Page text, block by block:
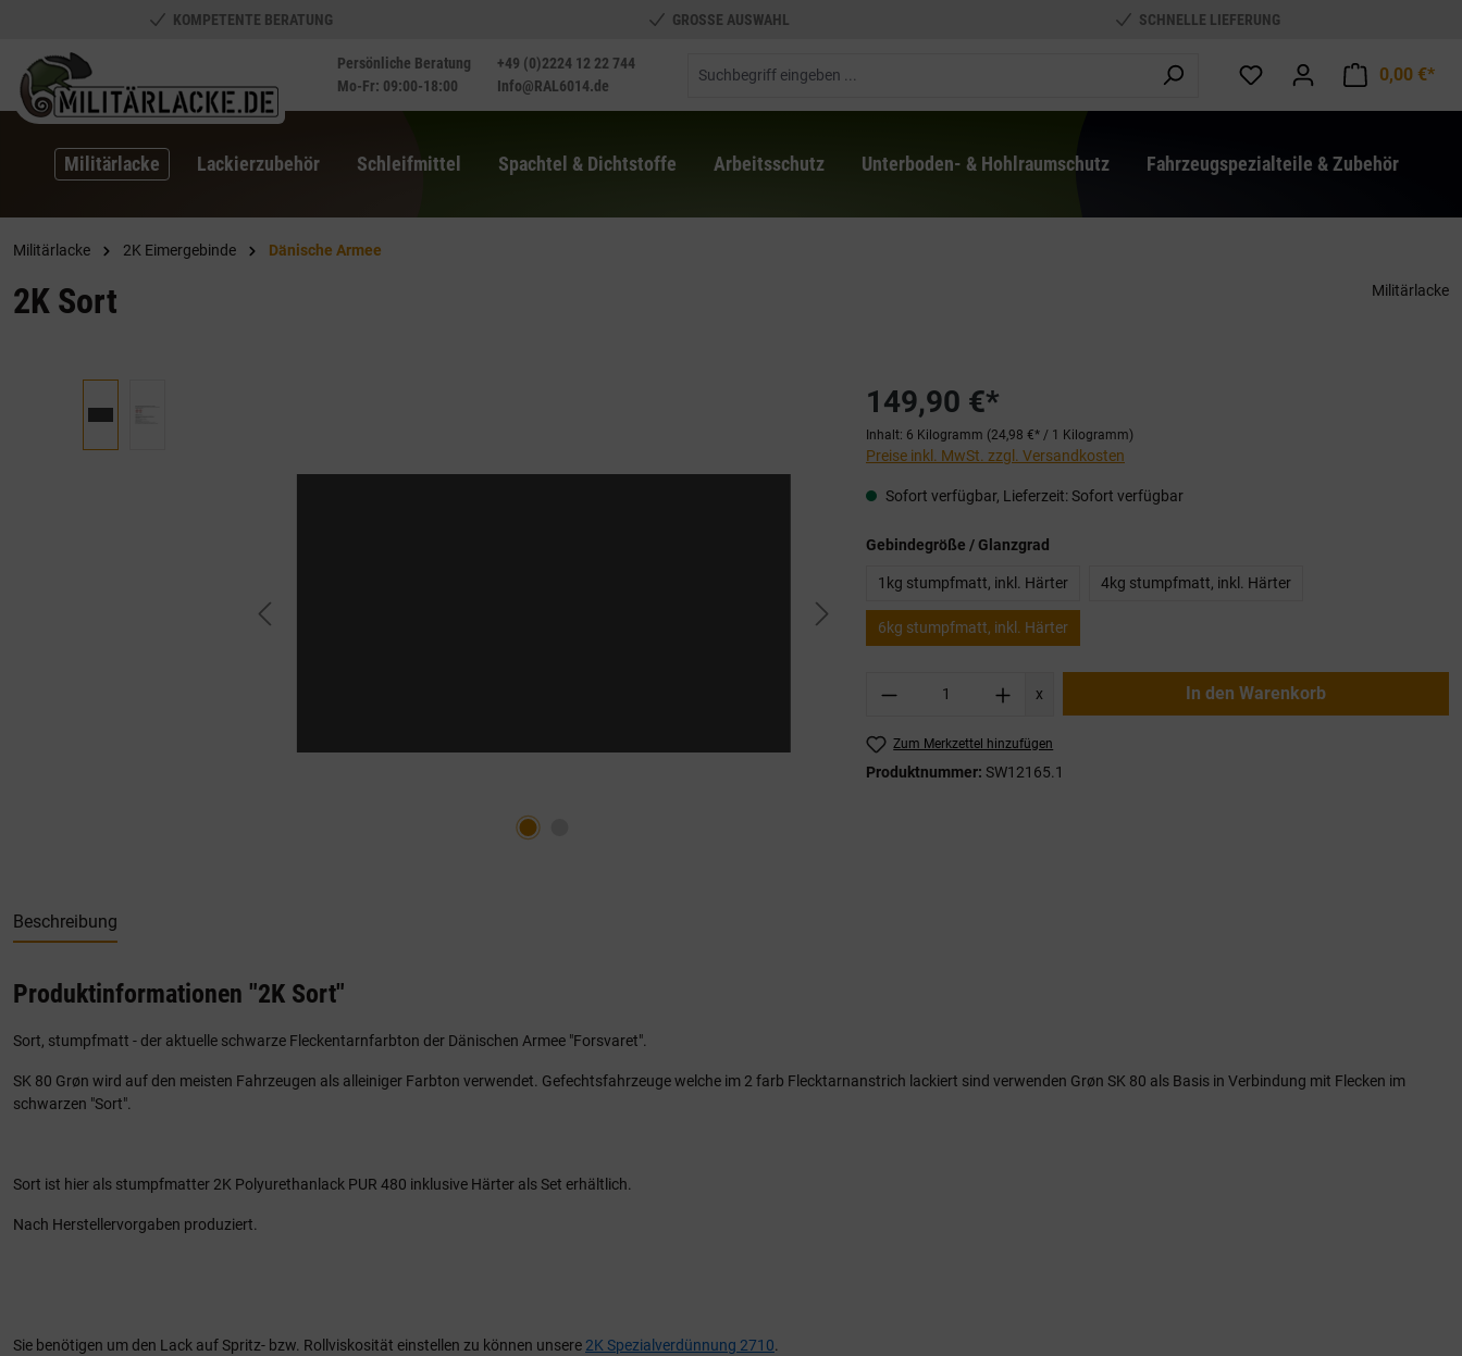
Zur Hauptnavigation springen
KOMPETENTE BERATUNG GROSSE AUSWAHL SCHNELLE LIEFERUNG
Persönliche Beratung
Mo-Fr: 09:00-18:00
+49 (0)2224 12 22 744
Info@RAL6014.de
0,00 €*
Militärlacke Lackierzubehör Schleifmittel Spachtel & Dichtstoffe Arbeitsschutz Unterboden- & Hohlraumschutz Fahrzeugspezialteile & Zubehör
Militärlacke 2K Eimergebinde Dänische Armee
2K Sort Militärlacke
149,90 €*
Inhalt: 6 Kilogramm (24,98 €* / 1 Kilogramm)
Preise inkl. MwSt. zzgl. Versandkosten
Sofort verfügbar, Lieferzeit: Sofort verfügbar
Gebindegröße / Glanzgrad
1kg stumpfmatt, inkl. Härter 4kg stumpfmatt, inkl. Härter
6kg stumpfmatt, inkl. Härter
Produkt Anzahl: Gib den gewünschten Wert ein
x In den Warenkorb
Zum Merkzettel hinzufügen
Produktnummer: SW12165.1
Beschreibung
Produktinformationen "2K Sort"
Sort, stumpfmatt - der aktuelle schwarze Fleckentarnfarbton der Dänischen Armee "Forsvaret".
SK 80 Grøn wird auf den meisten Fahrzeugen als alleiniger Farbton verwendet. Gefechtsfahrzeuge welche im 2 farb Flecktarnanstrich lackiert sind verwenden Grøn SK 80 als Basis in Verbindung mit Flecken im
schwarzen "Sort".
Sort ist hier als stumpfmatter 2K Polyurethanlack PUR 480 inklusive Härter als Set erhältlich.
Nach Herstellervorgaben produziert.
Sie benötigen um den Lack auf Spritz- bzw. Rollviskosität einstellen zu können unsere 2K Spezialverdünnung 2710.